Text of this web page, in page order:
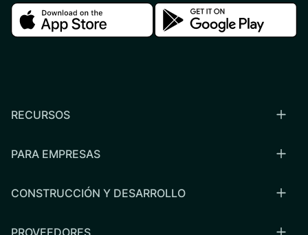
Download in the apple storeDownload in the
RECURSOS
PARA EMPRESAS
CONSTRUCCIÓN Y DESARROLLO
PROVEEDORES